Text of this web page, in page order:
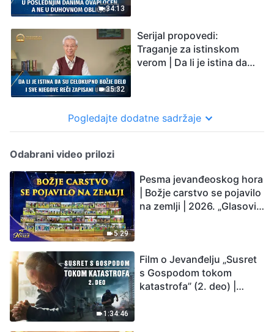
34:13
35:32
Serijal propovedi:
Traganje za istinskom
verom | Da li je istina da
Pogledajte dodatne sadržaje
Odabrani video prilozi
5:29
Pesma jevanđeoskog hora
| Božje carstvo se pojavilo
na zemlji | 2026. „Glasovi
1:34:46
Film o Jevanđelju „Susret
s Gospodom tokom
katastrofa” (2. deo) |